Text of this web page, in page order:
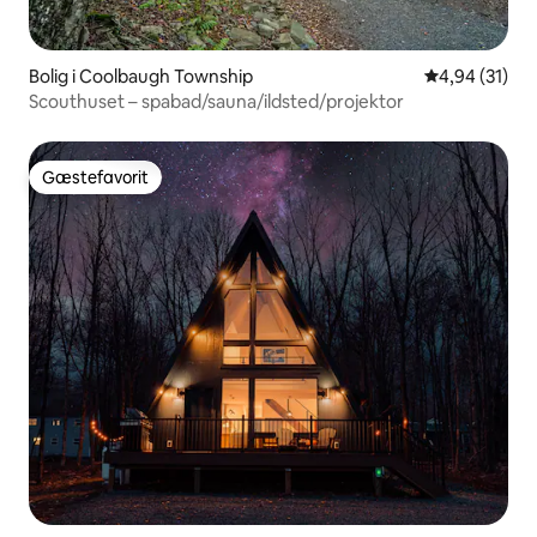
Bolig i Coolbaugh Township 4,94 ud af 5
4,94 (31)
Scouthuset – spabad/sauna/ildsted/projektor
Gæstefavorit
Gæstefavorit